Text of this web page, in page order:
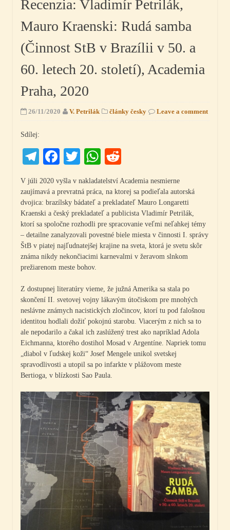
Recenzia: Vladimír Petrilák,
Mauro Kraenski: Rudá samba
(Činnost StB v Brazílii v 50. a
60. letech 20. století), Academia
Praha, 2020
26/11/2020 V. Petrilák články česky Leave a comment
Sdílej:
Telegram
Facebook
TwitterWhatsApp
V júli 2020 vyšla v nakladatelství Academia nesmierne
zaujímavá a prevratná práca, na ktorej sa podieľala autorská
dvojica: brazílsky bádateľ a prekladateľ Mauro Longaretti
Kraenski a český prekladateľ a publicista Vladimír Petrilák,
ktorí sa spoločne rozhodli pre spracovanie veľmi neľahkej témy
– detailne zanalyzovali povestné biele miesta v činnosti I. správy
ŠtB v piatej najľudnatejšej krajine na sveta, ktorá je svetu skôr
známa nikdy nekončiacimi karnevalmi v žeravom slnkom
prežiarenom meste bohov.
Z dostupnej literatúry vieme, že južná Amerika sa stala po
skončení II. svetovej vojny lákavým útočiskom pre mnohých
neslávne známych nacistických zločincov, ktorí tu pod falošnou
identitou hodlali dožiť pokojnú starobu. Viacerým z nich sa to
ale nepodarilo a čakal ich zaslúžený trest ako napríklad Adola
Eichmanna, ktorého dostihol Mosad v Argentíne. Napriek tomu
„diabol v ľudskej koži“ Josef Mengele unikol svetskej
spravodlivosti a utopil sa po infarkte v plážovom meste
Bertioga, v blízkosti Sao Paula.